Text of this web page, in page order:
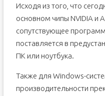
Исходя из того, что
основном чипы NVIDIA и
сопутствующее
поставляется в
ПК или ноутбука.
Также для Windows-
производительности